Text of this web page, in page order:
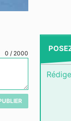
0 / 2000